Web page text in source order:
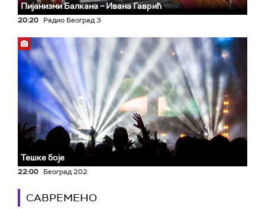
Пијанизми Балкана – Ивана Гаврић
20:20 Радио Београд 3
Тешке боје
22:00 Београд 202
САВРЕМЕНО